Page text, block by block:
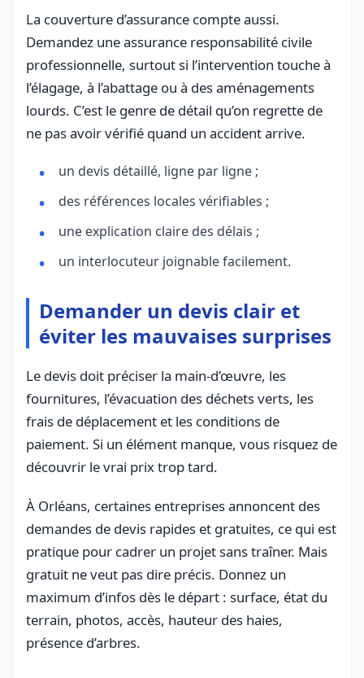
La couverture d’assurance compte aussi.
Demandez une assurance responsabilité civile
professionnelle, surtout si l’intervention touche à
l’élagage, à l’abattage ou à des aménagements
lourds. C’est le genre de détail qu’on regrette de
ne pas avoir vérifié quand un accident arrive.
un devis détaillé, ligne par ligne ;
des références locales vérifiables ;
une explication claire des délais ;
un interlocuteur joignable facilement.
Demander un devis clair et
éviter les mauvaises surprises
Le devis doit préciser la main-d’œuvre, les
fournitures, l’évacuation des déchets verts, les
frais de déplacement et les conditions de
paiement. Si un élément manque, vous risquez de
découvrir le vrai prix trop tard.
À Orléans, certaines entreprises annoncent des
demandes de devis rapides et gratuites, ce qui est
pratique pour cadrer un projet sans traîner. Mais
gratuit ne veut pas dire précis. Donnez un
maximum d’infos dès le départ : surface, état du
terrain, photos, accès, hauteur des haies,
présence d’arbres.